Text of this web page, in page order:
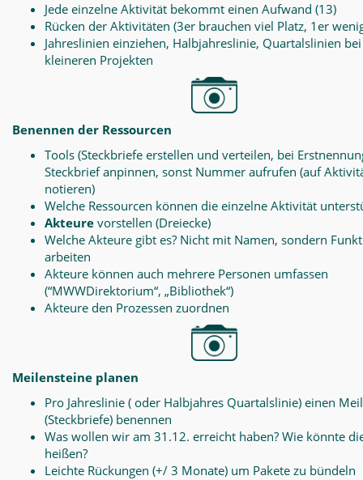
Jede einzelne Aktivität bekommt einen Aufwand (13)
Rücken der Aktivitäten (3er brauchen viel Platz, 1er
Jahreslinien einziehen, Halbjahreslinie, Quartalslinien bei
kleineren Projekten
Benennen der Ressourcen
Tools (Steckbriefe erstellen und verteilen, bei
Steckbrief anpinnen, sonst Nummer aufrufen (auf
notieren)
Welche Ressourcen können die einzelne Aktivität
Akteure vorstellen (Dreiecke)
Welche Akteure gibt es? Nicht mit Namen, sondern
arbeiten
Akteure können auch mehrere Personen umfassen
(“MWWDirektorium“, „Bibliothek“)
Akteure den Prozessen zuordnen
Meilensteine planen
Pro Jahreslinie ( oder Halbjahres Quartalslinie) einen
(Steckbriefe) benennen
Was wollen wir am 31.12. erreicht haben? Wie könnte
heißen?
Leichte Rückungen (+/ 3 Monate) um Pakete zu bündeln